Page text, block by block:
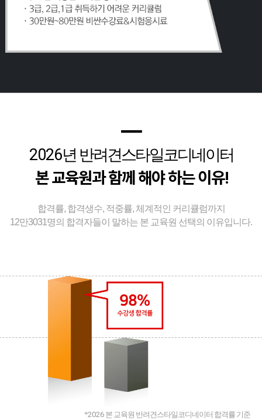
━
2026년 반려견스타일코디네이터
본 교육원과 함께 해야 하는 이유!
합격률, 합격생수, 적중률, 체계적인 커리큘럼까지
12만3031명의 합격자들이 말하는 본 교육원 선택의 이유입니다.
*2026 본 교육원 반려견스타일코디네이터 합격률 기준